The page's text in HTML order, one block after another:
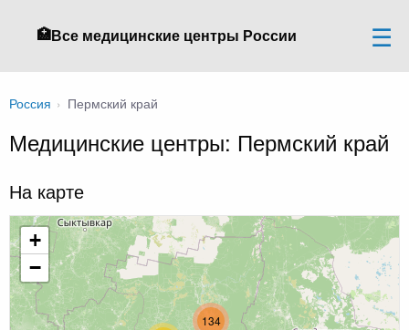
🏥Все медицинские центры России
Россия › Пермский край
Медицинские центры: Пермский край
На карте
134
+
−